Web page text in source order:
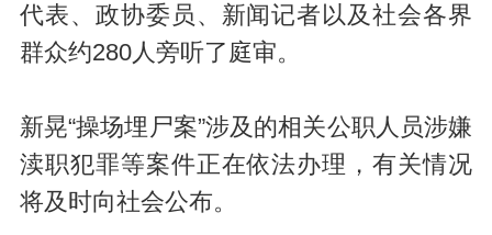
代表、政协委员、新闻记者以及社会各界
群众约280人旁听了庭审。
新晃“操场埋尸案”涉及的相关公职人员涉嫌
渎职犯罪等案件正在依法办理，有关情况
将及时向社会公布。